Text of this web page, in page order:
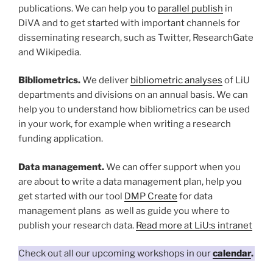
publications. We can help you to parallel publish in
DiVA and to get started with important channels for
disseminating research, such as Twitter, ResearchGate
and Wikipedia.
Bibliometrics.We deliver bibliometric analyses of LiU
departments and divisions on an annual basis. We can
help you to understand how bibliometrics can be used
in your work, for example when writing a research
funding application.
Data management.We can offer support when you
are about to write a data management plan, help you
get started with our tool DMP Create for data
management plans as well as guide you where to
publish your research data. Read more at LiU:s intranet
Check out all our upcoming workshops in ourcalendar.